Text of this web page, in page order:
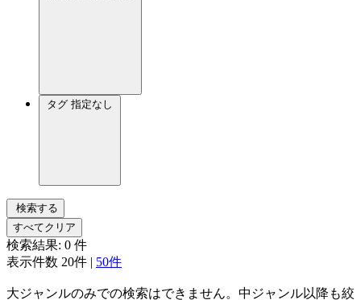
タグ 指定なし
検索する
すべてクリア
検索結果: 0 件
表示件数 20件 | 50件
大ジャンルのみでの検索はできません。中ジャンル以降も絞